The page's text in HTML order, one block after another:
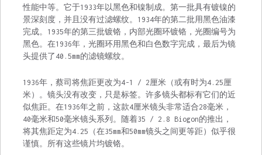
性能中等。它于1933年以黑色和镍制成。第一批具有镀镍的
景深刻度，并且没有过滤螺纹。1934年的第二批用黑色油漆
完成。1935年的第三批镀铬，内部光圈环镀铬，光圈编号为
黑色。在1936年，光圈环用黑色和白色数字完成，最后为镜
头提供了40.5mm的滤镜螺纹。
1936年，蔡司将焦距更改为4-1 / 2厘米（或有时为4.25厘
米）。镜头没有改变，只是标签。许多镜头都标有它们的近
似焦距。在1936年之前，这款4厘米镜头非常适合28毫米，
40毫米和50毫米镜头系列。随着35 / 2.8 Biogon的推出，
将其焦距定为4.25（在35mm和50mm镜头之间更等距）似乎很
谨慎。所有这些镜片均镀铬。